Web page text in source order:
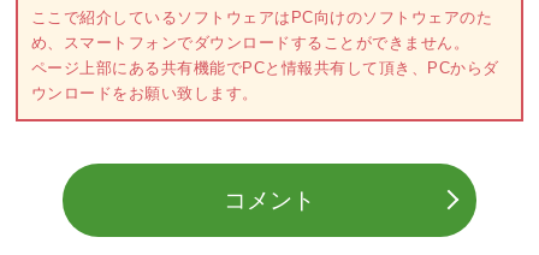
ここで紹介しているソフトウェアはPC向けのソフトウェアのた
め、スマートフォンでダウンロードすることができません。
ページ上部にある共有機能でPCと情報共有して頂き、PCからダ
ウンロードをお願い致します。
コメント